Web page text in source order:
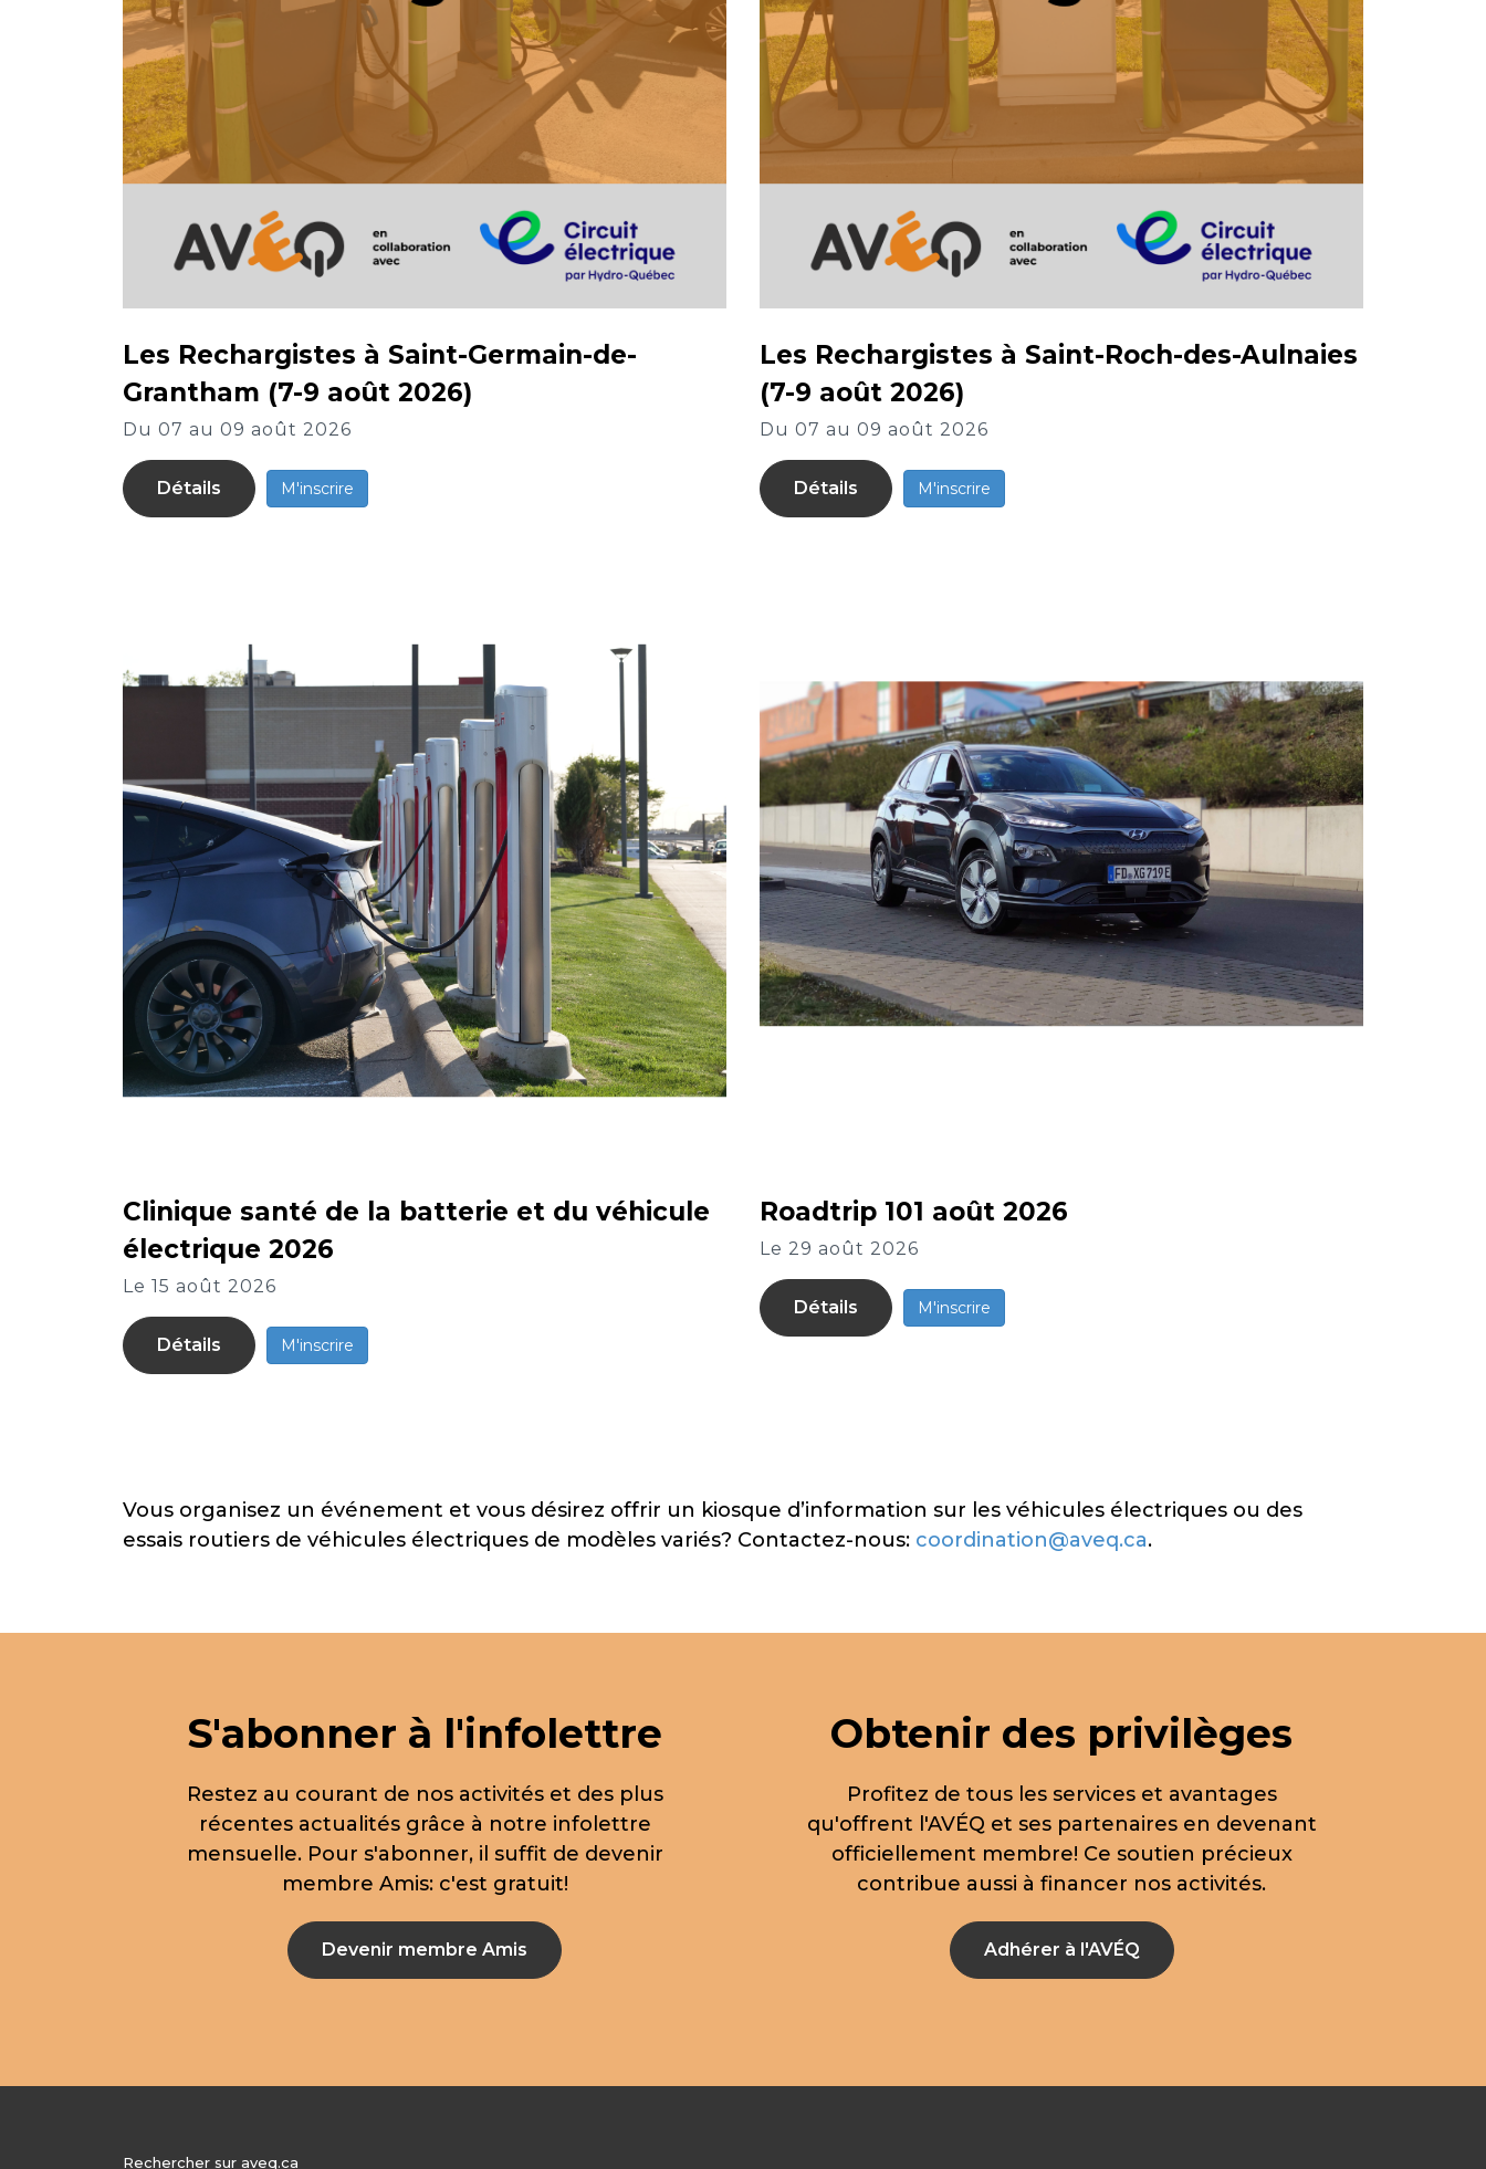
Les Rechargistes à Saint-Germain-de-
Grantham (7-9 août 2026)
Du 07 au 09 août 2026
Détails M'inscrire
Les Rechargistes à Saint-Roch-des-Aulnaies
(7-9 août 2026)
Du 07 au 09 août 2026
Détails M'inscrire
Clinique santé de la batterie et du véhicule
électrique 2026
Le 15 août 2026
Détails M'inscrire
Roadtrip 101 août 2026
Le 29 août 2026
Détails M'inscrire
Vous organisez un événement et vous désirez offrir un kiosque d’information sur les véhicules électriques ou des
essais routiers de véhicules électriques de modèles variés? Contactez-nous: coordination@aveq.ca.
S'abonner à l'infolettre
Restez au courant de nos activités et des plus
récentes actualités grâce à notre infolettre
mensuelle. Pour s'abonner, il suffit de devenir
membre Amis: c'est gratuit!
Devenir membre Amis
Obtenir des privilèges
Profitez de tous les services et avantages
qu'offrent l'AVÉQ et ses partenaires en devenant
officiellement membre! Ce soutien précieux
contribue aussi à financer nos activités.
Adhérer à l'AVÉQ
Rechercher sur aveq.ca